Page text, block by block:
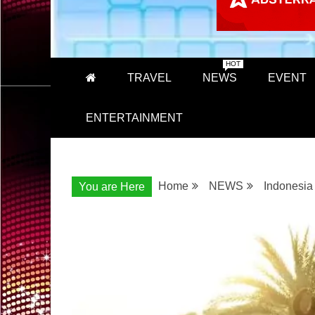
TRAVEL NEWS
HOT
EVENT
ENTERTAINMENT
You are Here Home NEWS